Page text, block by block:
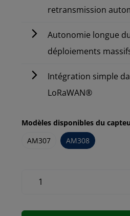
retransmission
Autonomie longue
déploiements
Intégration simple
LoRaWAN®
Modèles disponibles du
AM307
AM308